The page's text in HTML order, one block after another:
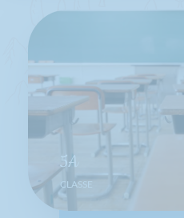
5A
CLASSE